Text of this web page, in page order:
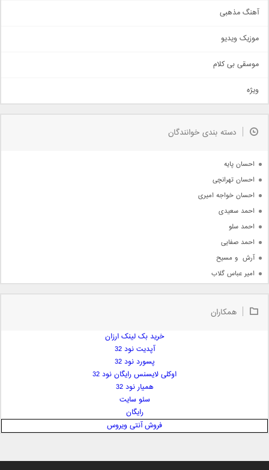
حماسی
سنتی
اهنگ بندرعباسی
دمو
مذهبی
جدیدترین ها
آهنگ مذهبی
موزیک ویدیو
موسقی بی کلام
ویژه
دسته بندی خوانندگان
احسان پایه
احسان تهرانچی
احسان خواجه امیری
احمد سعیدی
احمد سلو
احمد صفایی
آرش  و مسیح
امیر عباس گلاب
امیر علی
ایمان غلامی
بابک جهانبخش
همکاران
خرید بک لینک ارزان
آپدیت نود 32
پسورد نود 32
اوکلی لایسنس رایگان نود 32
همیار نود 32
سئو سایت
رایگان
فروش آنتی ویروس